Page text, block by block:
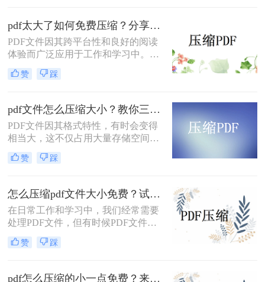
文将介绍两种免费压缩PDF文件大小
的方法。
pdf太大了如何免费压缩？分享二种压缩方法！
PDF文件因其跨平台性和良好的阅读
体验而广泛应用于工作和学习中。然
而，有时PDF文件体积过大，不仅占
用存储空间，还会影响传输速度。那
介绍两种免费压缩PDF文件的方法。
赞 踩
pdf文件怎么压缩大小？教你三种实用压缩方法！
PDF文件因其格式特性，有时会变得
相当大，这不仅占用大量存储空间，
还可能影响传输速度。那么pdf文件怎
么压缩大小呢？本文将介绍三种有效
赞 踩
怎么压缩pdf文件大小免费？试试这二种压缩方法！
在日常工作和学习中，我们经常需要
处理PDF文件，但有时候PDF文件过
大，不便于传输和存储。那么怎么压
缩pdf文件大小免费呢？本文将介绍两
赞 踩
pdf怎么压缩的小一点免费？来试试这二种压缩方法！